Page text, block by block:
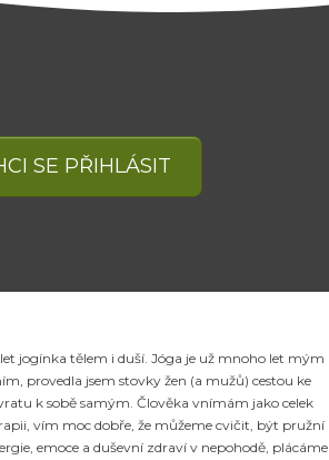
SE PŘIHLÁSIT
jogínka tělem i duší. Jóga je už mnoho let mým
provedla jsem stovky žen (a mužů) cestou ke
k sobě samým. Člověka vnímám jako celek
vím moc dobře, že můžeme cvičit, být pružní
emoce a duševní zdraví v nepohodě, plácáme